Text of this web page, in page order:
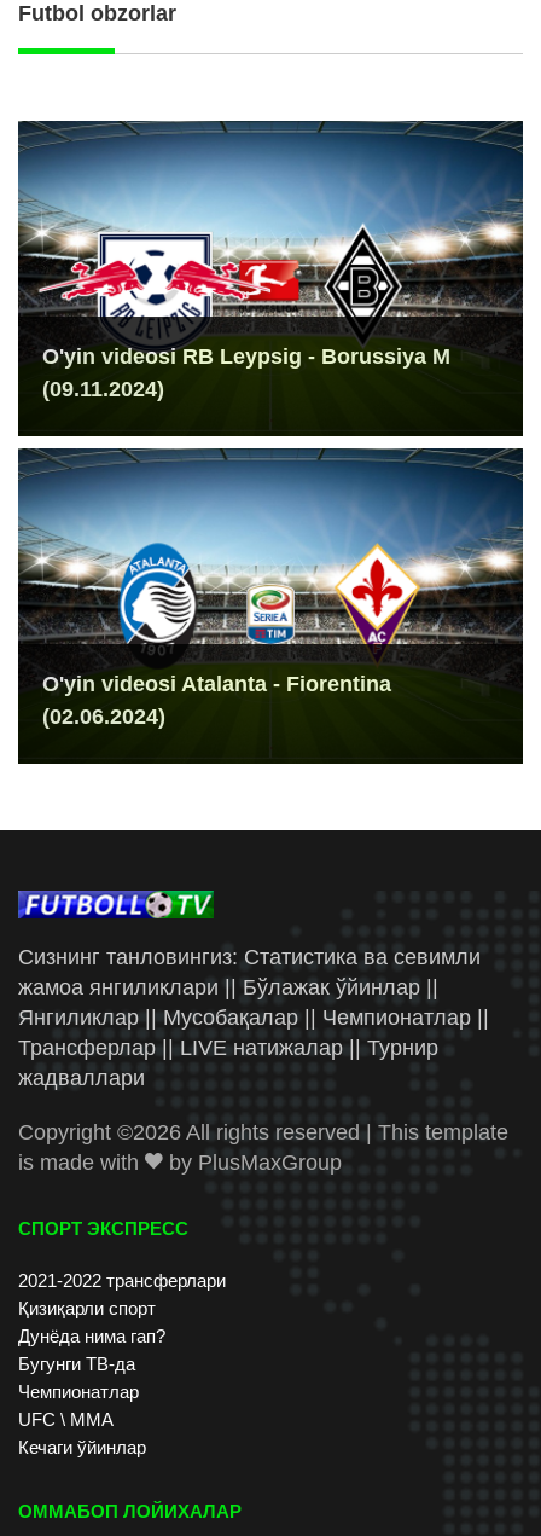
Futbol obzorlar
O'yin videosi RB Leypsig - Borussiya M
(09.11.2024)
O'yin videosi Atalanta - Fiorentina
(02.06.2024)
Сизнинг танловингиз: Статистика ва севимли
жамоа янгиликлари || Бўлажак ўйинлар ||
Янгиликлар || Мусобақалар || Чемпионатлар ||
Трансферлар || LIVE натижалар || Турнир
жадваллари
Copyright ©2026 All rights reserved | This template
is made with
by PlusMaxGroup
СПОРТ ЭКСПРЕСС
2021-2022 трансферлари
Қизиқарли спорт
Дунёда нима гап?
Бугунги ТВ-да
Чемпионатлар
UFC \ ММА
Кечаги ўйинлар
ОММАБОП ЛОЙИХАЛАР